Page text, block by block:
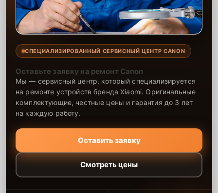
СПЕЦИАЛИЗИРОВАННЫЙ СЕРВИСНЫЙ ЦЕНТР CANON
Оставьте заявку на ремонт Canon
Мы — сервисный центр, который специализируется
на ремонте устройств бренда Xiaomi. Оригинальные
комплектующие, честные цены и гарантия до 3 лет
на каждую работу.
Оставить заявку
Смотреть цены